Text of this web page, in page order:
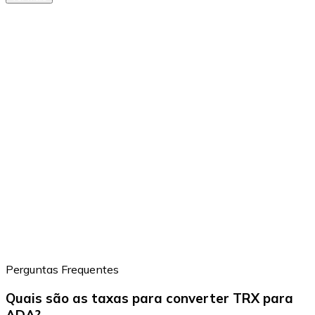
Perguntas Frequentes
Quais são as taxas para converter TRX para